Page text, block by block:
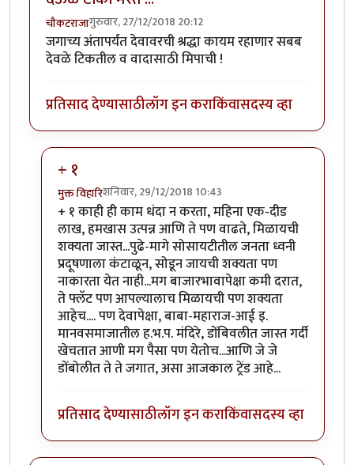
चौकटराजागुरुवार, 27/12/2018 20:12
जगाच्य अंतापर्यंत देवावरची श्रद्धा कायम रहाणार सबब
देवळे टिकतील व वादासाठी मिपाची !
प्रतिसाद देण्यासाठीलॉग इन कराकिंवासदस्य व्हा
+ १
मुक्त विहारिशनिवार, 29/12/2018 10:43
In reply toदेऊळ टाका मस्त ...byचौकटराजा
+ १ काही ही काम धंदा न करता, महिना एक-दीड
लाख, हमखास उत्पन्न आणि ते पण वाढते, मिळायची
शक्यता जास्त...पुढे-मागे सोसायटीतील जनता ध्वनी
प्रदूषणाला कंटाळून, सोडून जायची शक्यता पण
नाकारता येत नाही...मग बाजारभावापेक्षा कमी दरात,
ते फ्लॅट पण आपल्यालाच मिळायची पण शक्यता
आहेच.... पण देवापेक्षा, बाबा-महाराज-आई इ.
मानवसमाजातील ह.भ.प. मंदिरे, डोंबिवलीत जास्त गर्दी
खेचतात आणी मग पैसा पण येतोच...आणि जे जे
डोंबोलीत ते ते जगात, असा आजकाल ट्रेंड आहे...
प्रतिसाद देण्यासाठीलॉग इन कराकिंवासदस्य व्हा